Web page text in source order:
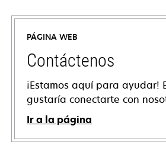
PÁGINA WEB
Contáctenos
¡Estamos aquí para ayudar!
gustaría conectarte con
Ir a la página